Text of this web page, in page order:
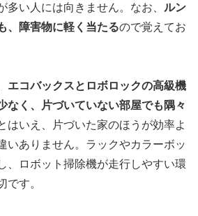
多い人には向きません。なお、 ルン
、障害物に軽く当たるので覚えてお
エコバックスとロボロックの高級機
なく、片づいていない部屋でも隅々
はいえ、片づいた家のほうが効率よ
いありません。ラックやカラーボッ
、ロボット掃除機が走行しやすい環
です。